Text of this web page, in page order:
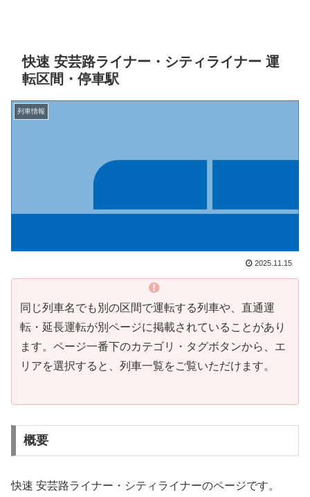
快速 安芸路ライナー・シティライナー 運
転区間・停車駅
列車情報
2025.11.15
同じ列車名でも別の区間で運転する列車や、直通運
転・延長運転が別ページに掲載されていることがあり
ます。ページ一番下のカテゴリ・タグボタンから、エ
リアを選択すると、列車一覧をご覧いただけます。
概要
快速 安芸路ライナー・シティライナーのページです。